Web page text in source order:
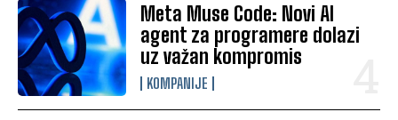
Meta Muse Code: Novi AI
agent za programere dolazi
uz važan kompromis
KOMPANIJE